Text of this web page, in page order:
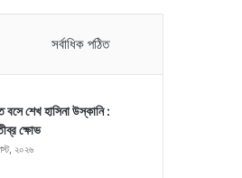
সর্বাধিক পঠিত
বসে শেখ হাসিনা উস্কানি :
ক্ষোভ
২০২৬